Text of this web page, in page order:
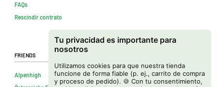
Tu privacidad es importante para
nosotros
Utilizamos cookies para que nuestra tienda
funcione de forma fiable (p. ej., carrito de compra
y proceso de pedido). 🍪 Con tu consentimiento,
FAQs
Rescindir contrato
Friends
Alpenhigh